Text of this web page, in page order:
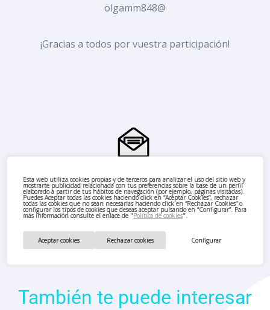
Esta web utiliza cookies propias y de terceros para analizar el uso del sitio web y
mostrarte publicidad relacionada con tus preferencias sobre la base de un perfil
elaborado a partir de tus hábitos de navegación (por ejemplo, páginas visitadas).
Puedes Aceptar todas las cookies haciendo click en “Aceptar Cookies”, rechazar
todas las cookies que no sean necesarias haciendo click en “Rechazar Cookies” o
configurar los tipos de cookies que deseas aceptar pulsando en “Configurar”. Para
más información consulte el enlace de "Política de cookies".
Configurar
Rechazar cookies
Aceptar cookies
olgamm848@
¡Gracias a todos por vuestra participación!
También te puede interesar